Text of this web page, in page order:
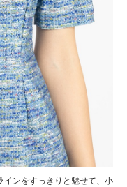
インをすっきりと魅せて、小